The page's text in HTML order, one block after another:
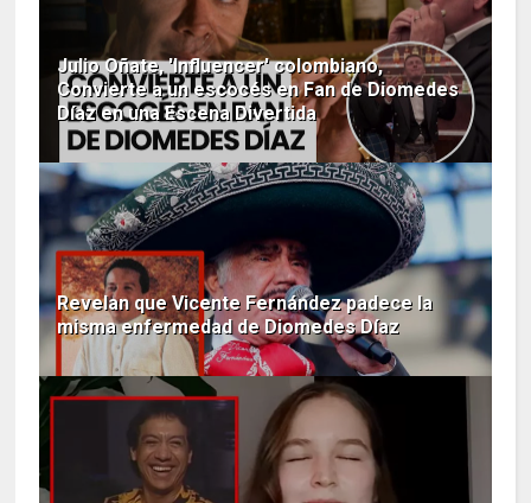
Julio Oñate, 'Influencer' colombiano,
Convierte a un escocés en Fan de Diomedes
Díaz en una Escena Divertida
Revelan que Vicente Fernández padece la
misma enfermedad de Diomedes Díaz